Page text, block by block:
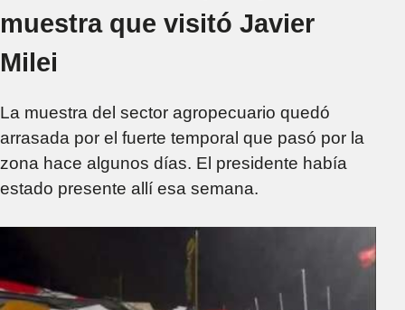
muestra que visitó Javier
Milei
La muestra del sector agropecuario quedó
arrasada por el fuerte temporal que pasó por la
zona hace algunos días. El presidente había
estado presente allí esa semana.